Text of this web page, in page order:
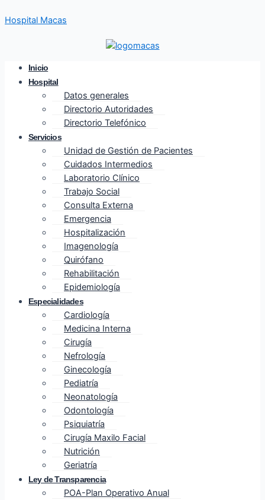
al
Hospital Macas
Inicio
Hospital
Datos generales
Directorio Autoridades
Directorio Telefónico
Servicios
Unidad de Gestión de Pacientes
Cuidados Intermedios
Laboratorio Clínico
Trabajo Social
Consulta Externa
Emergencia
Hospitalización
Imagenología
Quirófano
Rehabilitación
Epidemiología
Especialidades
Cardiología
Medicina Interna
Cirugía
Nefrología
Ginecología
Pediatría
Neonatología
Odontología
Psiquiatría
Cirugía Maxilo Facial
Nutrición
Geriatría
Ley de Transparencia
POA-Plan Operativo Anual